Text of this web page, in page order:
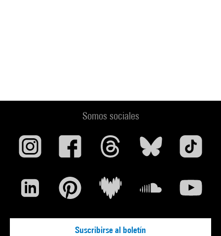
Somos sociales
Suscribirse al boletín